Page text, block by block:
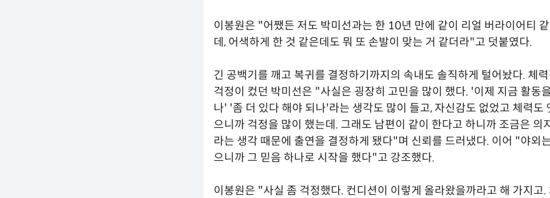
이봉원은 "어쨌든 저도 박미선과는 한 10년 만에 같이 리얼 버라이어티
데, 어색하게 한 것 같은데도 뭐 또 손발이 맞는 거 같더라"고 덧붙였다.
긴 공백기를 깨고 복귀를 결정하기까지의 속내도 솔직하게 털어놨다. 체
걱정이 컸던 박미선은 "사실은 굉장히 고민을 많이 했다. '이제 지금 활동
나' '좀 더 있다 해야 되나'라는 생각도 많이 들고, 자신감도 없었고 체력도
으니까 걱정을 많이 했는데. 그래도 남편이 같이 한다고 하니까 조금은 의
라는 생각 때문에 출연을 결정하게 됐다"며 신뢰를 드러냈다. 이어 "야외
으니까 그 믿음 하나로 시작을 했다"고 강조했다.
이봉원은 "사실 좀 걱정했다. 컨디션이 이렇게 올라왔을까라고 해 가지고.